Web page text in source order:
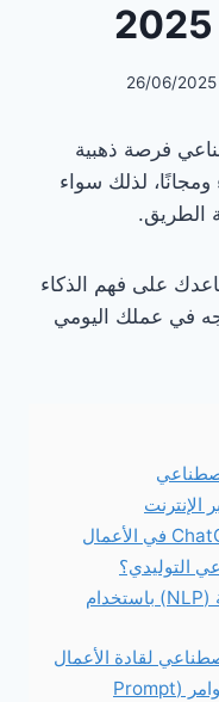
26/06/2025
فرصة ذهبية
لذلك سواء
الطريق.
على فهم الذكاء
في عملك اليومي
4- كورس معالجة اللغة الطبيعية (NLP) باستخدام
6- كورس مقدمة في هندسة الأوامر (Prompt